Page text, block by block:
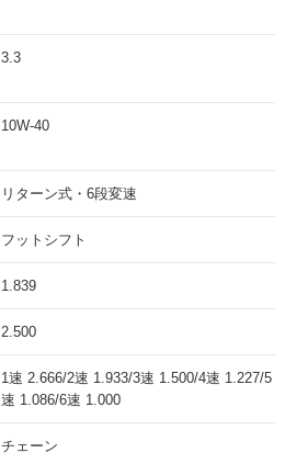
3.3
10W-40
リターン式・6段変速
フットシフト
1.839
2.500
1速 2.666/2速 1.933/3速 1.500/4速 1.227/5
速 1.086/6速 1.000
チェーン